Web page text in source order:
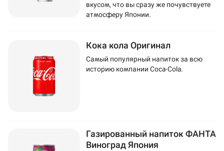
вкусом, что вы сразу же почувствуете
атмосферу Японии.
Кока кола Оригинал
Самый популярный напиток за всю
историю компании Coca-Cola.
Газированный напиток ФАНТА
Виноград Япония